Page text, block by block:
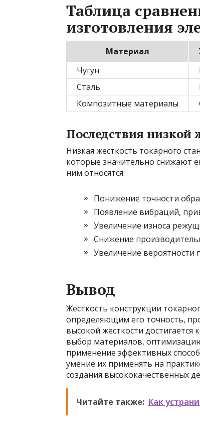
Таблица
изготовления
Материал
Чугун
Сталь
Композитные материалы
Последствия низкой
Низкая жесткость токарного
которые значительно снижают
ним относятся:
Понижение точности
Появление вибраций,
Увеличение износа
Снижение
Увеличение вероятности
Вывод
Жесткость конструкции
определяющим его точность,
высокой жесткости
выбор материалов,
применение эффективных
умение их применять на
создания высококачественных
Читайте также: Как